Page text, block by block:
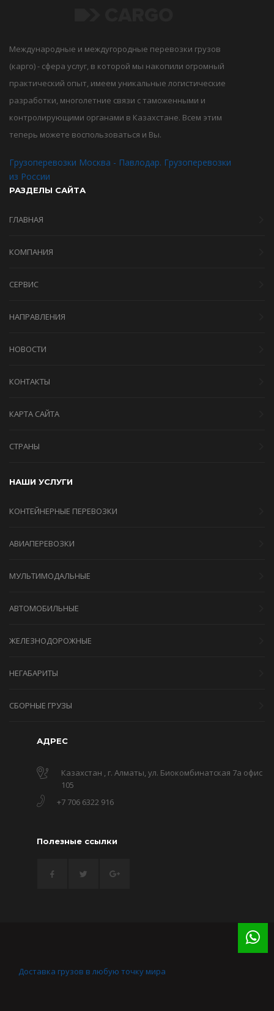
Международные и междугородные перевозки грузов
(карго) - сфера услуг, в которой мы накопили огромный
практический опыт, имеем уникальные логистические
разработки, многолетние связи с таможенными и
контролирующими органами в Казахстане. Всем этим
теперь можете воспользоваться и Вы.
Грузоперевозки Москва - Павлодар. Грузоперевозки
из России
РАЗДЕЛЫ САЙТА
ГЛАВНАЯ
КОМПАНИЯ
СЕРВИС
НАПРАВЛЕНИЯ
НОВОСТИ
КОНТАКТЫ
КАРТА САЙТА
СТРАНЫ
НАШИ УСЛУГИ
КОНТЕЙНЕРНЫЕ ПЕРЕВОЗКИ
АВИАПЕРЕВОЗКИ
МУЛЬТИМОДАЛЬНЫЕ
АВТОМОБИЛЬНЫЕ
ЖЕЛЕЗНОДОРОЖНЫЕ
НЕГАБАРИТЫ
СБОРНЫЕ ГРУЗЫ
АДРЕС
Казахстан , г. Алматы, ул. Биокомбинатская 7а офис
105
+7 706 6322 916
Полезные ссылки
Доставка грузов в любую точку мира